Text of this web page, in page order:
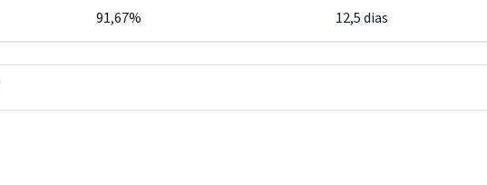
91,67% 12,5 dias
IntGest AI